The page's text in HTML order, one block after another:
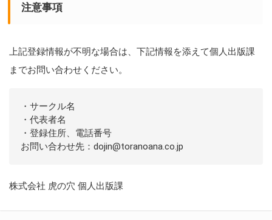
注意事項
上記登録情報が不明な場合は、下記情報を添えて個人出版課
までお問い合わせください。
・サークル名
・代表者名
・登録住所、電話番号
お問い合わせ先：dojin@toranoana.co.jp
株式会社 虎の穴 個人出版課